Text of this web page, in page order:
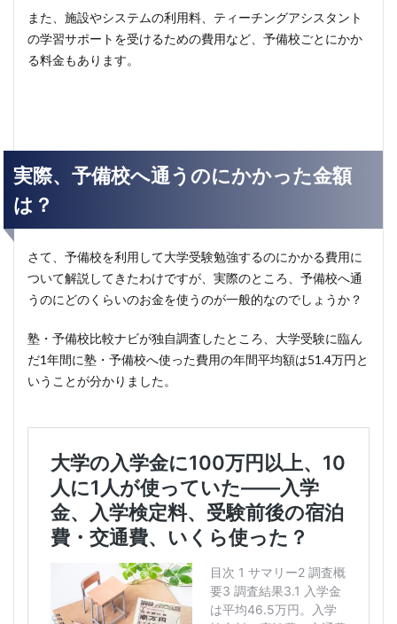
また、施設やシステムの利用料、ティーチングアシスタント
の学習サポートを受けるための費用など、予備校ごとにかか
る料金もあります。
実際、予備校へ通うのにかかった金額
は？
さて、予備校を利用して大学受験勉強するのにかかる費用に
ついて解説してきたわけですが、実際のところ、予備校へ通
うのにどのくらいのお金を使うのが一般的なのでしょうか？
塾・予備校比較ナビが独自調査したところ、大学受験に臨ん
だ1年間に塾・予備校へ使った費用の年間平均額は51.4万円と
いうことが分かりました。